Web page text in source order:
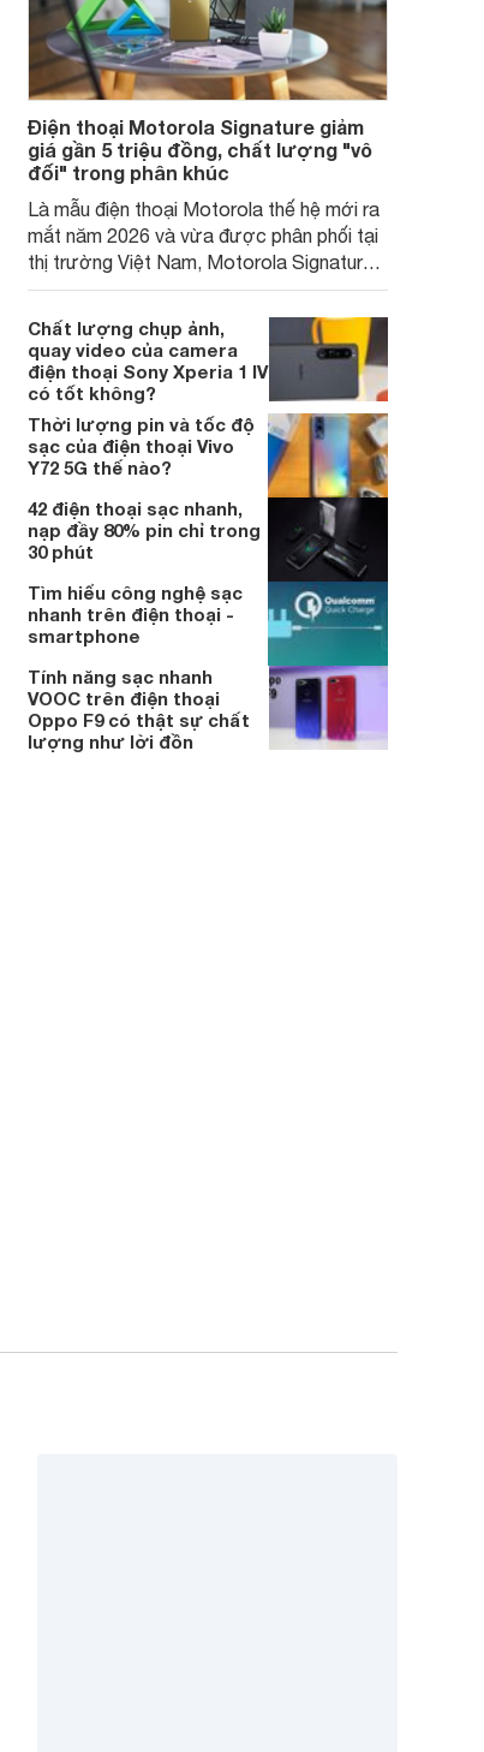
Điện thoại Motorola Signature giảm
giá gần 5 triệu đồng, chất lượng "vô
đối" trong phân khúc
Là mẫu điện thoại Motorola thế hệ mới ra
mắt năm 2026 và vừa được phân phối tại
thị trường Việt Nam, Motorola Signature
hướng đến phân khúc cao cấp. Hiện sản
phẩm đang được nhiều đại lý áp dụng
chương trình giảm giá hấp dẫn, mang đến
thêm một lựa chọn chất lượng cho người
dùng Việt.
Chất lượng chụp ảnh,
quay video của camera
điện thoại Sony Xperia 1 IV
có tốt không?
Thời lượng pin và tốc độ
sạc của điện thoại Vivo
Y72 5G thế nào?
42 điện thoại sạc nhanh,
nạp đầy 80% pin chỉ trong
30 phút
Tìm hiểu công nghệ sạc
nhanh trên điện thoại -
smartphone
Tính năng sạc nhanh
VOOC trên điện thoại
Oppo F9 có thật sự chất
lượng như lời đồn